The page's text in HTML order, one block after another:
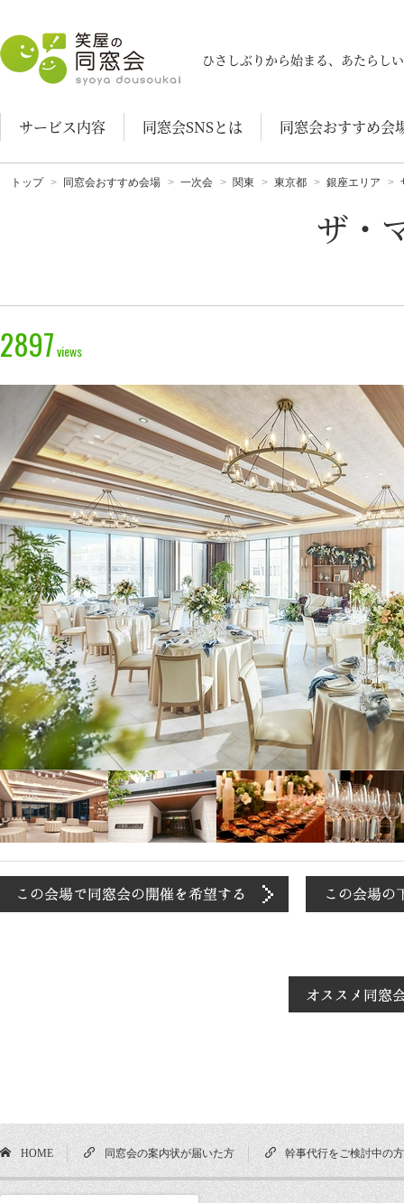
笑屋の同窓会
ひさしぶりから始まる、あたらし
サービス内容 同窓会SNSとは 同窓会おすすめ会
トップ 同窓会おすすめ会場 一次会 関東 東京都 銀座エリア
ザ・
2897views
HOME 同窓会の案内状が届いた方 幹事代行をご検討中の方